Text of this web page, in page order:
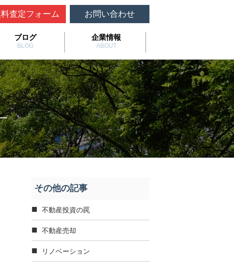
ブログ
BLOG
企業情報
ABOUT
査定フォーム お問い合わせ
その他の記事
不動産投資の罠
不動産売却
リノベーション